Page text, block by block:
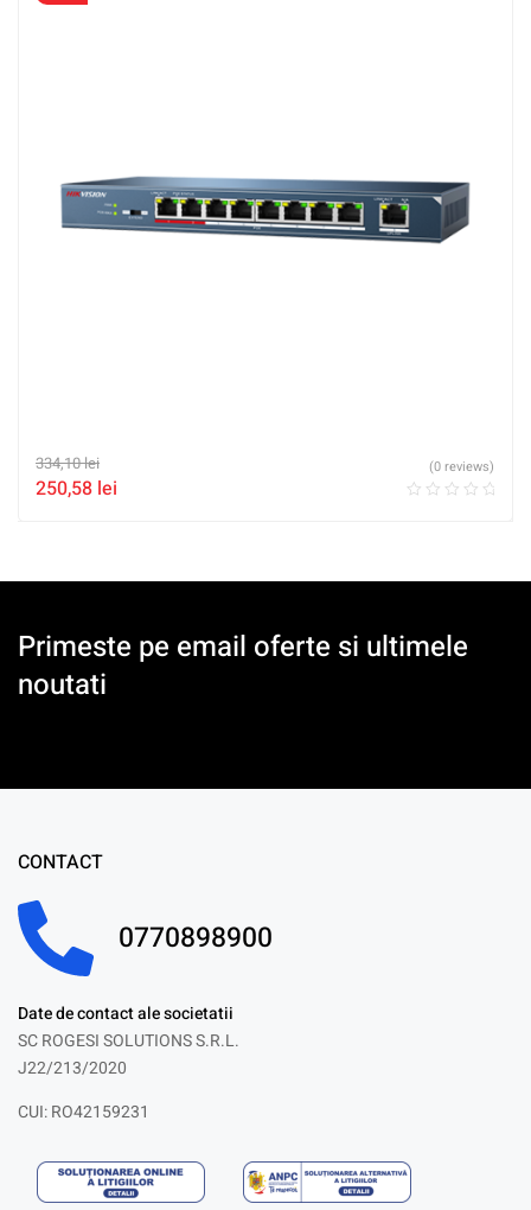
334,10lei
250,58 lei
(0 reviews)
Primeste pe email oferte si ultimele
noutati
CONTACT
0770898900
Date de contact ale societatii
SC ROGESI SOLUTIONS S.R.L.
J22/213/2020
CUI: RO42159231